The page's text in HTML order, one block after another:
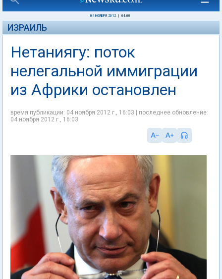
04 НОЯБРЯ 2012 04:00
ИЗРАИЛЬ
Нетаниягу: поток
нелегальной иммиграции
из Африки остановлен
время публикации: 04 ноября 2012 г., 16:03 | последнее обновление:
04 ноября 2012 г., 16:03